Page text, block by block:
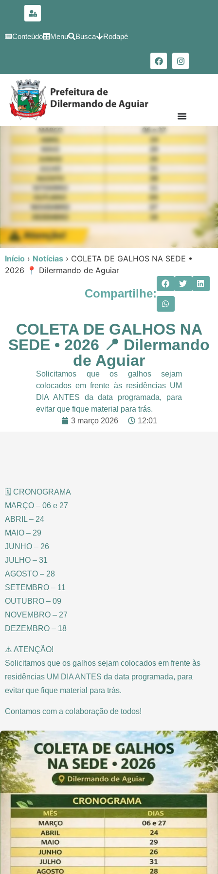
conteúdo
Conteúdo Menu Busca Rodapé
Início › Notícias › COLETA DE GALHOS NA SEDE •
2026 📍 Dilermando de Aguiar
Compartilhe:
COLETA DE GALHOS NA
SEDE • 2026 📍 Dilermando
de Aguiar
Solicitamos que os galhos sejam
colocados em frente às residências UM
DIA ANTES da data programada, para
evitar que fique material para trás.
3 março 2026
12:01
🗓 CRONOGRAMA
MARÇO – 06 e 27
ABRIL – 24
MAIO – 29
JUNHO – 26
JULHO – 31
AGOSTO – 28
SETEMBRO – 11
OUTUBRO – 09
NOVEMBRO – 27
DEZEMBRO – 18
⚠️ ATENÇÃO!
Solicitamos que os galhos sejam colocados em frente às
residências UM DIA ANTES da data programada, para
evitar que fique material para trás.
Contamos com a colaboração de todos!